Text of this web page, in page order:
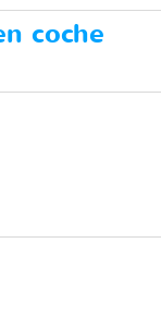
coche